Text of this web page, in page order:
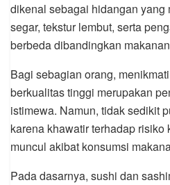
dikenal sebagai hidangan yang
segar, tekstur lembut, serta
berbeda dibandingkan
Bagi sebagian orang,
berkualitas tinggi merupakan
istimewa. Namun, tidak sedikit
karena khawatir terhadap risiko
muncul akibat konsumsi
Pada dasarnya, sushi dan